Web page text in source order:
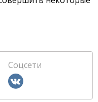
Соцсети